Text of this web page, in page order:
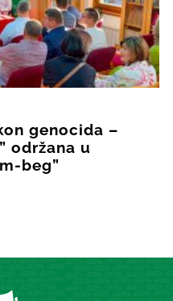
genocida –
održana u
beg”